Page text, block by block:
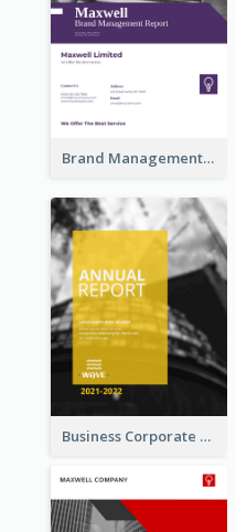
Brand Management Reports
Business Corporate Annual Report